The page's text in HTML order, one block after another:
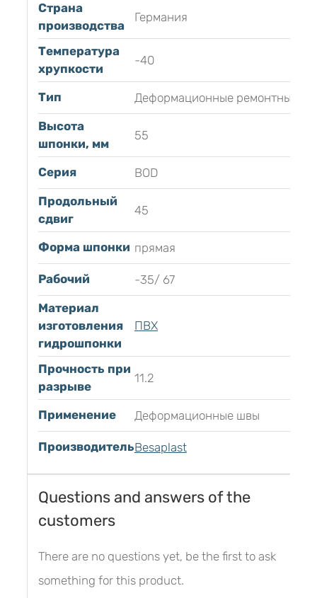
Страна
производства
Германия
Температура
хрупкости
-40
Тип
Деформационные ремонтные
Высота
шпонки, мм
55
Серия
BOD
Продольный
сдвиг
45
Форма шпонки прямая
Рабочий
-35/ 67
Материал
изготовления
гидрошпонки
ПВХ
Прочность при
разрыве
11.2
Применение Деформационные швы
ПроизводительBesaplast
Questions and answers of the
customers
There are no questions yet, be the first to ask
something for this product.